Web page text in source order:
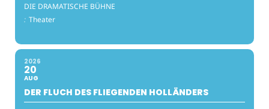
DIE DRAMATISCHE BÜHNE
: Theater
2026
20
AUG
DER FLUCH DES FLIEGENDEN HOLLÄNDERS